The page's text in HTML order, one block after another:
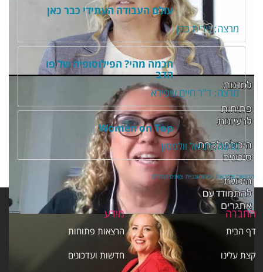
עולם העבודה העתידי כבר כאן
מרצה: נירית כהן
חכמה מהי? הפילוסופיה של פו
הדב
מרצה: ד"ר חיים שפירא
Women on Top
מרצה: דניאל וולפסון
הרצאות וסדנאות › ניהול ובניית צוותים מובילים
החברה
דף הבית
קצת עלינו
מידע
הרצאות פתוחות
חדשות ועדכונים